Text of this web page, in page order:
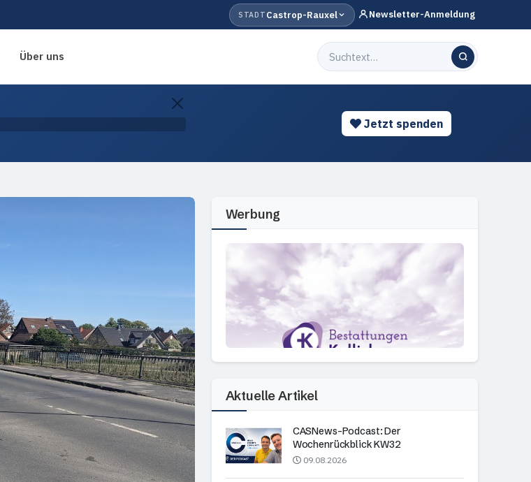
STADT Castrop-Rauxel Newsletter-Anmeldung
Über uns
Jetzt spenden
Werbung
Aktuelle Artikel
CASNews-Podcast: Der
Wochenrückblick KW32
09.08.2026